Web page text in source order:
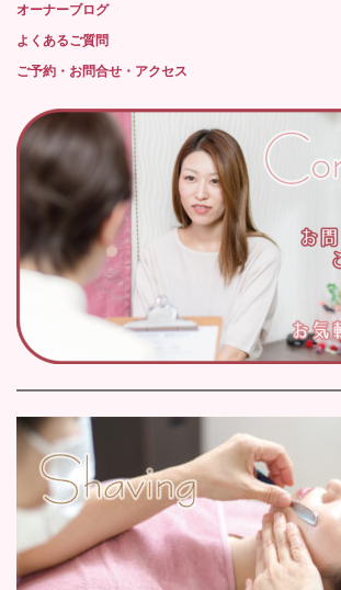
オーナーブログ
よくあるご質問
ご予約・お問合せ・アクセス